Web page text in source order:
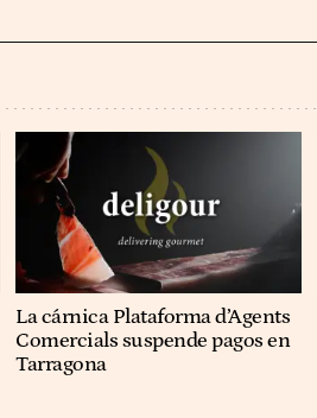
La cárnica Plataforma d’Agents
Comercials suspende pagos en
Tarragona